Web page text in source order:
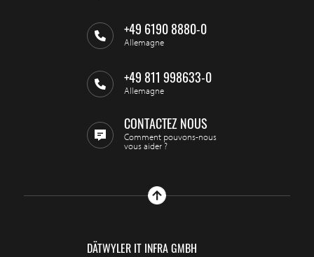
+49 6190 8880-0
Allemagne
+49 811 998633-0
Allemagne
CONTACTEZ NOUS
Comment pouvons-nous
vous aider ?
DÄTWYLER IT INFRA GMBH